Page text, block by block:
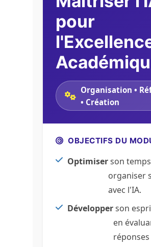
pour
Organisation •
• Création
OBJECTIFS DU
Optimiserson
organiser
avec l'IA.
Développerson
en